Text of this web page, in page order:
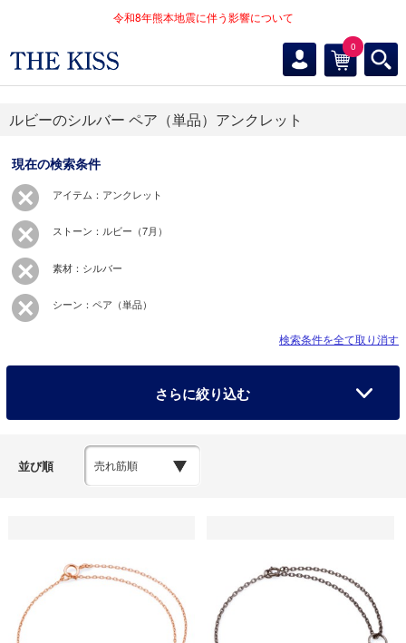
令和8年熊本地震に伴う影響について
0
ルビーのシルバー ペア（単品）アンクレット
現在の検索条件
アイテム：アンクレット
ストーン：ルビー（7月）
素材：シルバー
シーン：ペア（単品）
検索条件を全て取り消す
さらに絞り込む
並び順